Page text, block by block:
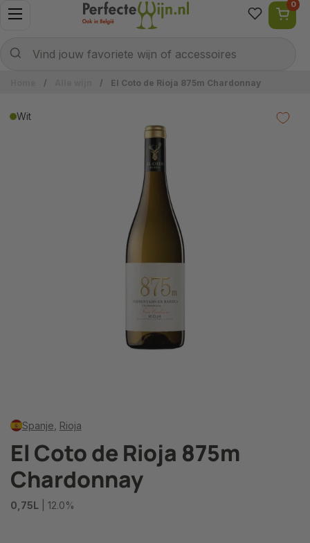
Ga naar content
Menu openen
Vind jouw favoriete wijn of accessoires
0
/ / El Coto de Rioja 875m Chardonnay
Wit
Spanje Rioja
El Coto de Rioja 875m
Chardonnay
0,75L | 12.0%